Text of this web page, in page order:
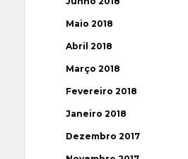
Maio 2018
Abril 2018
Março 2018
Fevereiro 2018
Janeiro 2018
Dezembro 2017